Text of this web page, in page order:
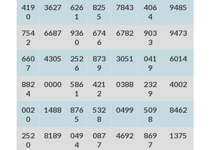
419
0
3627
626
1
825
5
7843
406
4
9485
754
2
6687
936
0
674
6
6782
903
3
9473
660
7
4305
252
6
873
9
3051
041
9
6014
882
4
0000
586
1
421
2
0388
232
9
4002
002
0
1488
876
5
532
8
0499
509
8
8462
252
0
8189
049
4
087
7
4692
869
7
1375